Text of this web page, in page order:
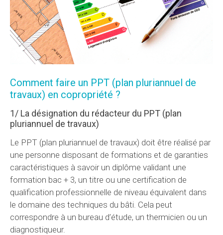
Comment faire un PPT (plan pluriannuel de
travaux) en copropriété ?
1/ La désignation du rédacteur du PPT (plan
pluriannuel de travaux)
Le PPT (plan pluriannuel de travaux) doit être réalisé par
une personne disposant de formations et de garanties
caractéristiques à savoir un diplôme validant une
formation bac + 3, un titre ou une certification de
qualification professionnelle de niveau équivalent dans
le domaine des techniques du bâti. Cela peut
correspondre à un bureau d’étude, un thermicien ou un
diagnostiqueur.